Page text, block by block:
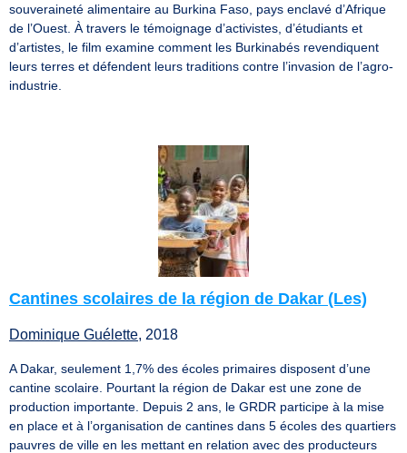
souveraineté alimentaire au Burkina Faso, pays enclavé d’Afrique
de l’Ouest. À travers le témoignage d’activistes, d’étudiants et
d’artistes, le film examine comment les Burkinabés revendiquent
leurs terres et défendent leurs traditions contre l’invasion de l’agro-
industrie.
Cantines scolaires de la région de Dakar (Les)
Dominique Guélette, 2018
A Dakar, seulement 1,7% des écoles primaires disposent d’une
cantine scolaire. Pourtant la région de Dakar est une zone de
production importante. Depuis 2 ans, le GRDR participe à la mise
en place et à l’organisation de cantines dans 5 écoles des quartiers
pauvres de ville en les mettant en relation avec des producteurs